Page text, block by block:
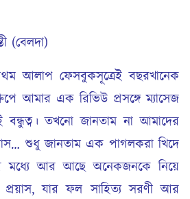
(বেলদা)
আলাপ ফেসবুকসূত্রেই বছরখানেক
আমার এক রিভিউ প্রসঙ্গে ম্যাসেজ
তখনো জানতাম না আমাদের
শুধু জানতাম এক পাগলকরা খিদে
মধ্যে আর আছে অনেকজনকে নিয়ে
যার ফল সাহিত্য সরণী আর